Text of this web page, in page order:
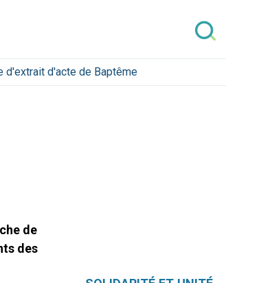
d'extrait d'acte de Baptême
Navigation
de
des